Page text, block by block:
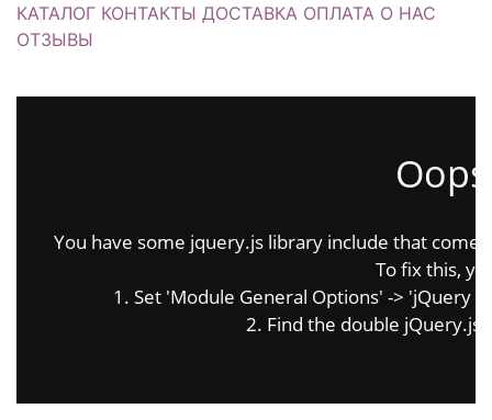
КАТАЛОГ КОНТАКТЫ ДОСТАВКА ОПЛАТА О НАС
ОТЗЫВЫ
You have some jquery.js library include that
To fix this,
1. Set 'Module General Options' -> 'jQuery
2. Find the double jQuery.js